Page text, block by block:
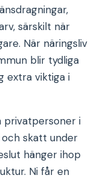
särskilt när
När näringsliv
blir tydliga
extra viktiga i
privatpersoner i
och skatt under
hänger ihop
Ni får en